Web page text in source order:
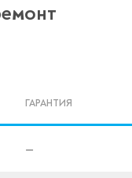
ГАРАНТИЯ
—